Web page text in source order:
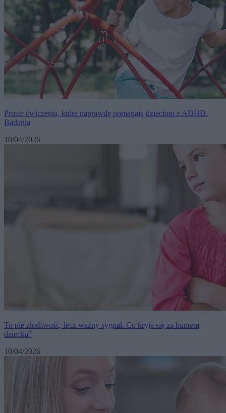
Proste ćwiczenia, które naprawdę pomagają dzieciom z ADHD.
Badania
10/04/2026
To nie złośliwość, lecz ważny sygnał. Co kryje się za buntem
dziecka?
10/04/2026